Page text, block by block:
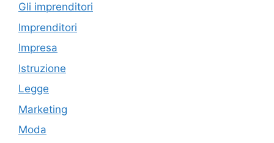
Gli imprenditori
Imprenditori
Impresa
Istruzione
Legge
Marketing
Moda